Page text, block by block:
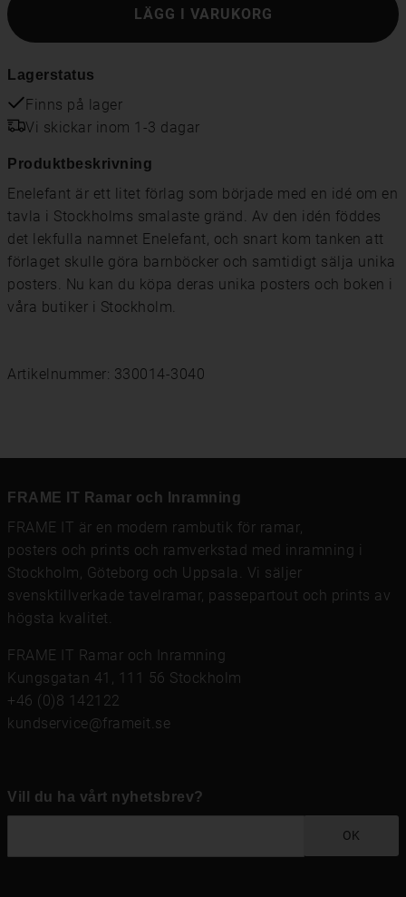
LÄGG I VARUKORG
Lagerstatus
Finns på lager
Vi skickar inom 1-3 dagar
Produktbeskrivning
Enelefant är ett litet förlag som började med en idé om en
tavla i Stockholms smalaste gränd. Av den idén föddes
det lekfulla namnet Enelefant, och snart kom tanken att
förlaget skulle göra barnböcker och samtidigt sälja unika
posters. Nu kan du köpa deras unika posters och boken i
våra butiker i Stockholm.
Artikelnummer: 330014-3040
FRAME IT Ramar och Inramning
FRAME IT är en modern rambutik för ramar
posters och prints och ramverkstad med inramning i
Stockholm, Göteborg och Uppsala. Vi säljer
svensktillverkade tavelramar, passepartout och prints av
högsta kvalitet.
FRAME IT Ramar och Inramning
Kungsgatan 41, 111 56 Stockholm
+46 (0)8 142122
kundservice@frameit.se
Vill du ha vårt nyhetsbrev?
OK